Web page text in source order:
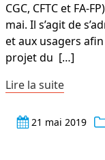
CGC, CFTC et FA-
mai. Il s’agit de
et aux usagers
projet du […]
Lire la suite
21 mai 2019